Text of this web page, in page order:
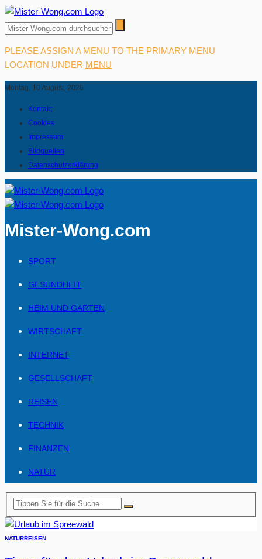
PLEASE ASSIGN A MENU TO THE PRIMARY MENU
LOCATION UNDER MENU
Montag, 10 August, 2026
Kontakt
Cookies
Impressum
Bildquellen
Datenschutzerklärung
Mister-Wong.com
SPORT
GESUNDHEIT
HEIM UND GARTEN
WIRTSCHAFT
INTERNET
GESELLSCHAFT
REISEN
TECHNIK
FINANZEN
NATUR
NATURREISEN